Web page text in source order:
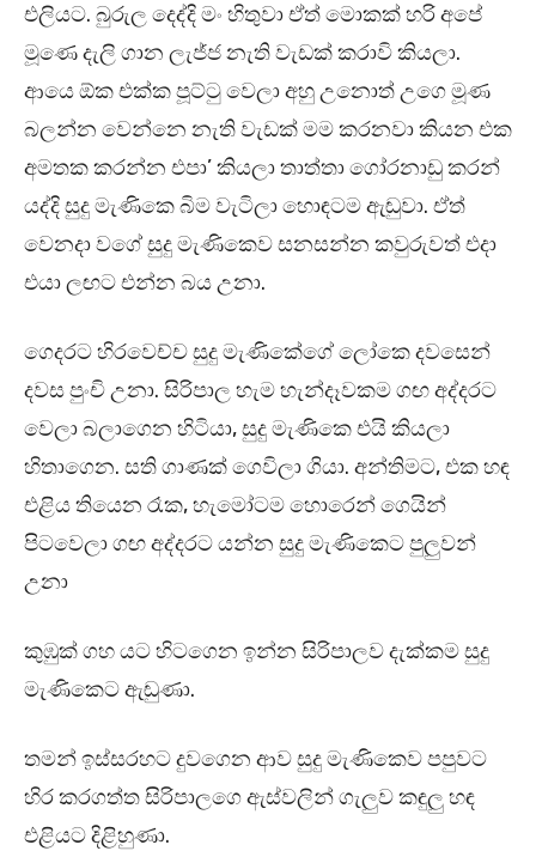
එලියට. බුරුල දෙද්දි මං හිතුවා ඒත් මොකක් හරි අපේ
මූණෙ දැලි ගාන ලැජ්ජ නැති වැඩක් කරාවි කියලා.
ආයෙ ඕක එක්ක පූට්ටු වෙලා අහු උනොත් උගෙ මූණ
බලන්න වෙන්නෙ නැති වැඩක් මම කරනවා කියන එක
අමතක කරන්න එපා’ කියලා තාත්තා ගෝරනාඩු කරන්
යද්දි සුදු මැණිකෙ බිම වැටිලා හොඳටම ඇඬුවා. ඒත්
වෙනදා වගේ සුදු මැණිකෙව සනසන්න කවුරුවත් එදා
එයා ලඟට එන්න බය උනා.
ගෙදරට හිරවෙච්ච සුදු මැණිකේගේ ලෝකෙ දවසෙන්
දවස පුංචි උනා. සිරිපාල හැම හැන්දෑවකම ගඟ අද්දරට
වෙලා බලාගෙන හිටියා, සුදු මැණිකෙ එයි කියලා
හිතාගෙන. සති ගාණක් ගෙවිලා ගියා. අන්තිමට, එක හඳ
එළිය තියෙන රෑක, හැමෝටම හොරෙන් ගෙයින්
පිටවෙලා ගඟ අද්දරට යන්න සුදු මැණිකෙට පුලුවන්
උනා
කුඹුක් ගහ යට හිටගෙන ඉන්න සිරිපාලව දැක්කම සුදු
මැණිකෙට ඇඬුණා.
තමන් ඉස්සරහට දුවගෙන ආව සුදු මැණිකෙව පපුවට
හිර කරගත්ත සිරිපාලගෙ ඇස්වලින් ගැලුව කඳුලු හඳ
එළියට දිළිහුණා.